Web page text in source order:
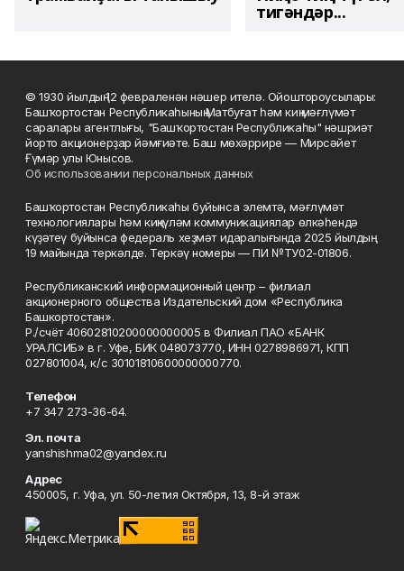
тигәндәр...
© 1930 йылдың 12 февраленән нәшер ителә. Ойоштороусылары:
Башҡортостан Республикаһының Матбуғат һәм киң мәғлүмәт
саралары агентлығы, "Башҡортостан Республикаһы" нәшриәт
йорто акционерҙар йәмғиәте. Баш мөхәррире — Мирсәйет
Ғүмәр улы Юнысов.
Об использовании персональных данных
Башҡортостан Республикаһы буйынса элемтә, мәғлүмәт
технологиялары һәм киңкүләм коммуникациялар өлкәһендә
күҙәтеү буйынса федераль хеҙмәт идаралығында 2025 йылдың
19 майында теркәлде. Теркәү номеры — ПИ №ТУ02-01806.
Республиканский информационный центр – филиал
акционерного общества Издательский дом «Республика
Башкортостан».
Р./счёт 40602810200000000005 в Филиал ПАО «БАНК
УРАЛСИБ» в г. Уфе, БИК 048073770, ИНН 0278986971, КПП
027801004, к/с 30101810600000000770.
Телефон
+7 347 273-36-64.
Эл. почта
yanshishma02@yandex.ru
Адрес
450005, г. Уфа, ул. 50-летия Октября, 13, 8-й этаж